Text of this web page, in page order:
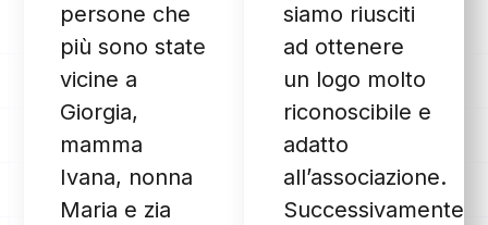
persone che
più sono state
vicine a
Giorgia,
mamma
Ivana, nonna
Maria e zia
siamo riusciti
ad ottenere
un logo molto
riconoscibile e
adatto
all’associazione.
Successivamente